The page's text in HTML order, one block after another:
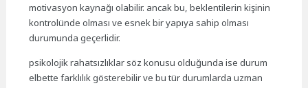
motivasyon kaynağı olabilir. ancak bu, beklentilerin kişinin
kontrolünde olması ve esnek bir yapıya sahip olması
durumunda geçerlidir.
psikolojik rahatsızlıklar söz konusu olduğunda ise durum
elbette farklılık gösterebilir ve bu tür durumlarda uzman